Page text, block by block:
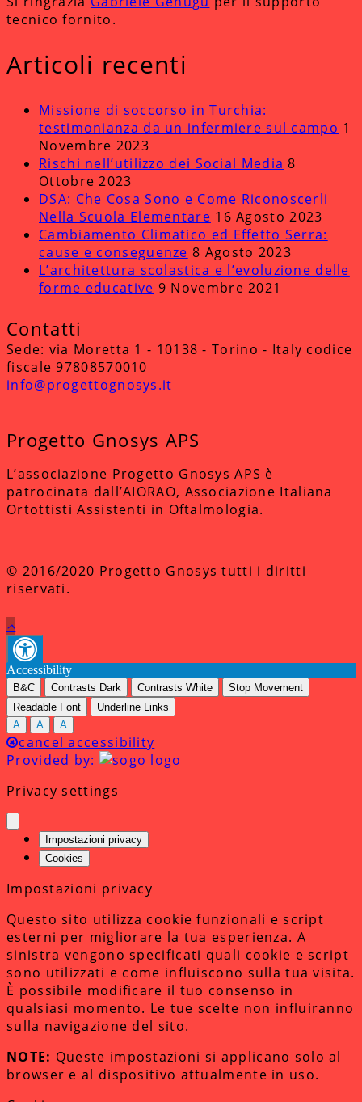
tecnico fornito.
Articoli recenti
Missione di soccorso in Turchia:
testimonianza da un infermiere sul campo 1
Novembre 2023
Rischi nell’utilizzo dei Social Media 8
Ottobre 2023
DSA: Che Cosa Sono e Come Riconoscerli
Nella Scuola Elementare 16 Agosto 2023
Cambiamento Climatico ed Effetto Serra:
cause e conseguenze 8 Agosto 2023
L’architettura scolastica e l’evoluzione delle
forme educative 9 Novembre 2021
Contatti
Sede: via Moretta 1 - 10138 - Torino - Italy codice
fiscale 97808570010
info@progettognosys.it
Progetto Gnosys APS
L’associazione Progetto Gnosys APS è
patrocinata dall’AIORAO, Associazione Italiana
Ortottisti Assistenti in Oftalmologia.
© 2016/2020 Progetto Gnosys tutti i diritti
riservati.
Accessibility
B&C Contrasts Dark Contrasts White
Stop Movement
Readable Font
Underline Links
A
A A
cancel accessibility
Provided by:
Privacy settings
Impostazioni privacy
Cookies
Impostazioni privacy
Questo sito utilizza cookie funzionali e script
esterni per migliorare la tua esperienza. A
sinistra vengono specificati quali cookie e script
sono utilizzati e come influiscono sulla tua visita.
È possibile modificare il tuo consenso in
qualsiasi momento. Le tue scelte non influiranno
sulla navigazione del sito.
NOTE: Queste impostazioni si applicano solo al
browser e al dispositivo attualmente in uso.